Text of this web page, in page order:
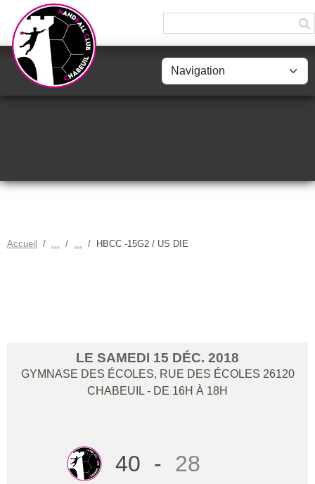
Accueil HBCC -15G2 / US DIE
LE SAMEDI 15 DÉC. 2018
GYMNASE DES ÉCOLES, RUE DES ÉCOLES 26120
CHABEUIL - DE 16H À 18H
40 - 28
Panneau de gestion des cookies